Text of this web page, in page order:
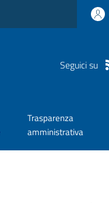
Seguici su
Trasparenza
amministrativa